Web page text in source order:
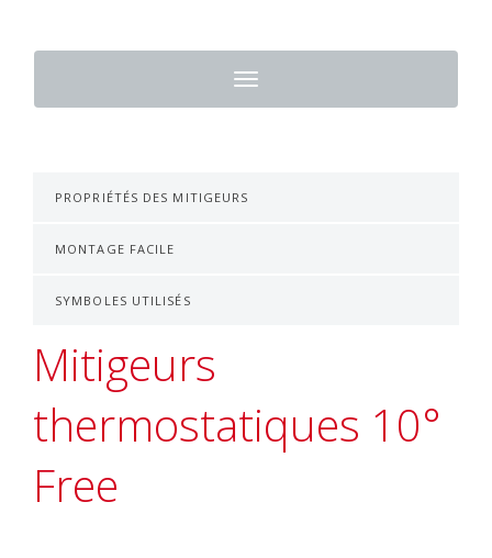
Toggle
navigation
PROPRIÉTÉS DES MITIGEURS
MONTAGE FACILE
SYMBOLES UTILISÉS
Mitigeurs
thermostatiques 10°
Free